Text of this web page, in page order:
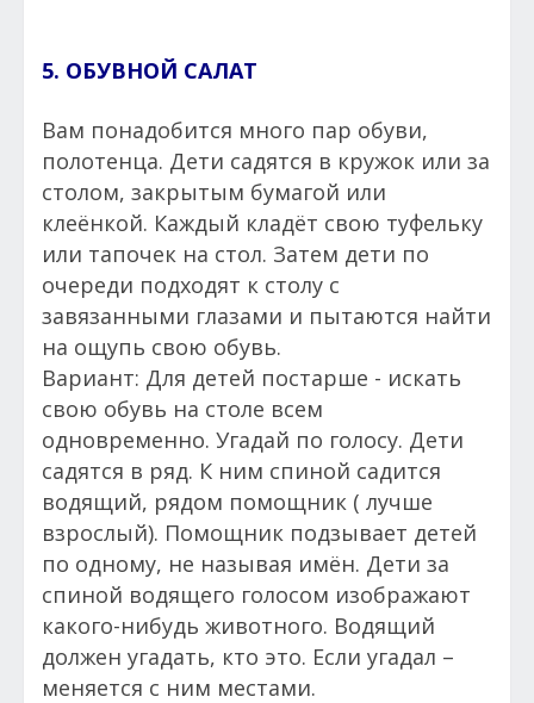
5. ОБУВНОЙ САЛАТ
Вам понадобится много пар обуви,
полотенца. Дети садятся в кружок или за
столом, закрытым бумагой или
клеёнкой. Каждый кладёт свою туфельку
или тапочек на стол. Затем дети по
очереди подходят к столу с
завязанными глазами и пытаются найти
на ощупь свою обувь.
Вариант: Для детей постарше - искать
свою обувь на столе всем
одновременно. Угадай по голосу. Дети
садятся в ряд. К ним спиной садится
водящий, рядом помощник ( лучше
взрослый). Помощник подзывает детей
по одному, не называя имён. Дети за
спиной водящего голосом изображают
какого-нибудь животного. Водящий
должен угадать, кто это. Если угадал –
меняется с ним местами.